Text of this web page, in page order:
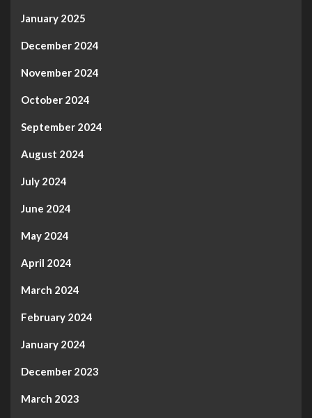
January 2025
December 2024
November 2024
October 2024
September 2024
August 2024
July 2024
June 2024
May 2024
April 2024
March 2024
February 2024
January 2024
December 2023
March 2023